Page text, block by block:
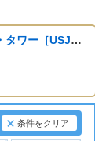
ホテル京阪ユニバーサル・タワー［USJ貸切限定］
条件をクリア